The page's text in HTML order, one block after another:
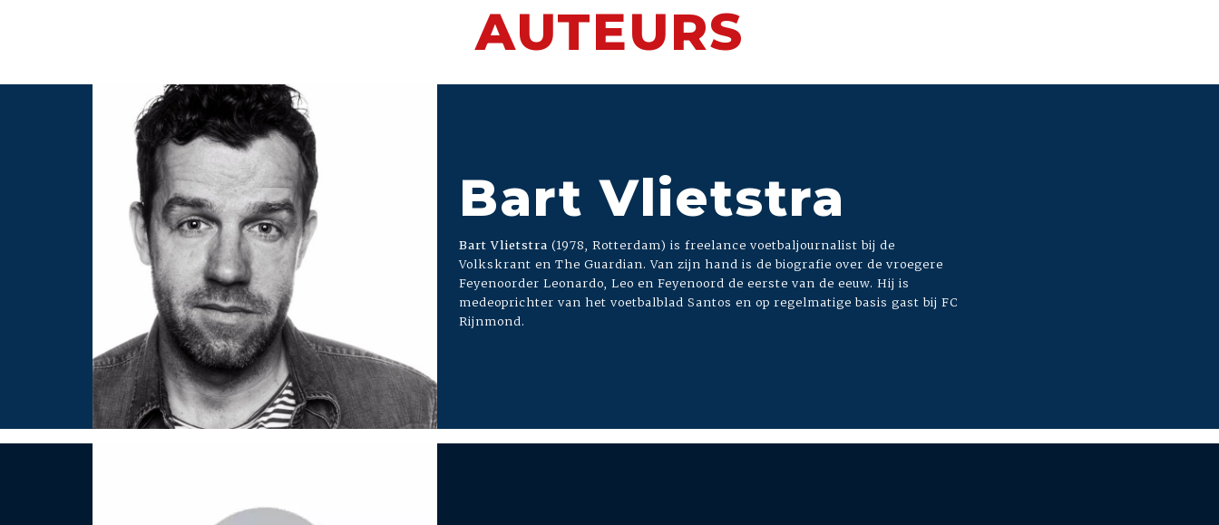
AUTEURS
Bart Vlietstra
Bart Vlietstra (1978, Rotterdam) is freelance voetbaljournalist bij de
Volkskrant en The Guardian. Van zijn hand is de biografie over de vroegere
Feyenoorder Leonardo, Leo en Feyenoord de eerste van de eeuw. Hij is
medeoprichter van het voetbalblad Santos en op regelmatige basis gast bij FC
Rijnmond.